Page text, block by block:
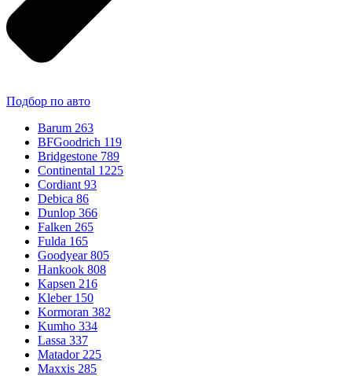
Подбор по авто
Barum 263
BFGoodrich 119
Bridgestone 789
Continental 1225
Cordiant 93
Debica 86
Dunlop 366
Falken 265
Fulda 165
Goodyear 805
Hankook 808
Kapsen 216
Kleber 150
Kormoran 382
Kumho 334
Lassa 337
Matador 225
Maxxis 285